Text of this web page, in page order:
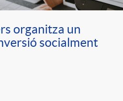
organitza un
socialment